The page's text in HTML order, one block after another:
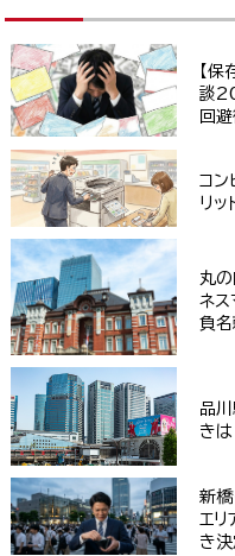
【
談
回
コ
リッ
丸
ネス
負名
品
きは
新橋
エリ
き